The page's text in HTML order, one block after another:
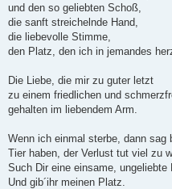
und den so geliebten Schoß,
die sanft streichelnde Hand,
die liebevolle Stimme,
den Platz, den ich in jemandes
Die Liebe, die mir zu guter letzt
zu einem friedlichen und
gehalten im liebendem Arm.
Wenn ich einmal sterbe, dann
Tier haben, der Verlust tut viel zu
Such Dir eine einsame, ungeliebte
Und gib´ihr meinen Platz.